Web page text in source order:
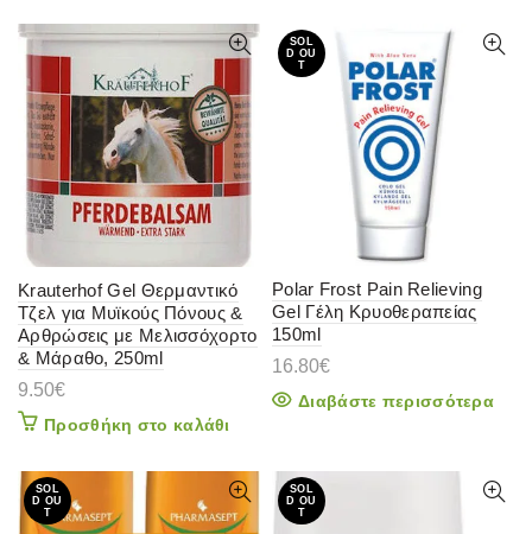
Krauterhof Gel Θερμαντικό
Τζελ για Μυϊκούς Πόνους &
Αρθρώσεις με Μελισσόχορτο
& Μάραθο, 250ml
9.50€
Προσθήκη στο καλάθι
SOL
D OU
T
Polar Frost Pain Relieving
Gel Γέλη Κρυοθεραπείας
150ml
16.80€
Διαβάστε περισσότερα
SOL
D OU
T
SOL
D OU
T